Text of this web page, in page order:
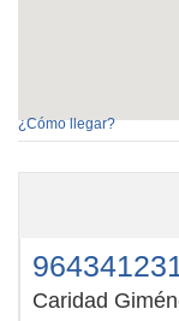
¿Cómo llegar?
Caridad